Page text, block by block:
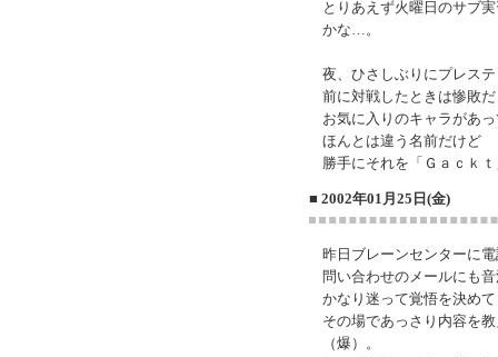
とりあえず火曜日のサブ
かな…。
夜、ひさしぶりにプレス
前に対戦したときは惨敗
お気に入りのキャラがあ
ほんとは違う名前だけど
勝手にそれを「Ｇａｃｋ
■ 2002年01月25日(金)
昨日ブレーンセンターに
問い合わせのメールにも
かなり迷って覚悟を決め
その場であっさり内容を
（爆）。